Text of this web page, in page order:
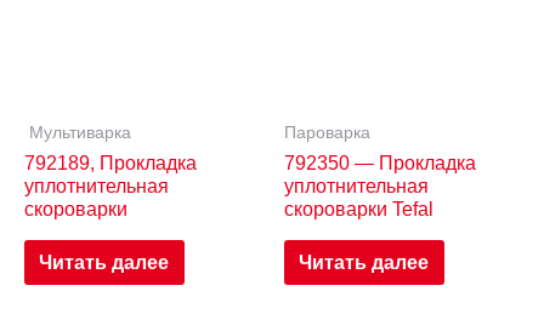
Мультиварка
792189, Прокладка
уплотнительная
скороварки
Читать далее
Пароварка
792350 — Прокладка
уплотнительная
скороварки Tefal
Читать далее